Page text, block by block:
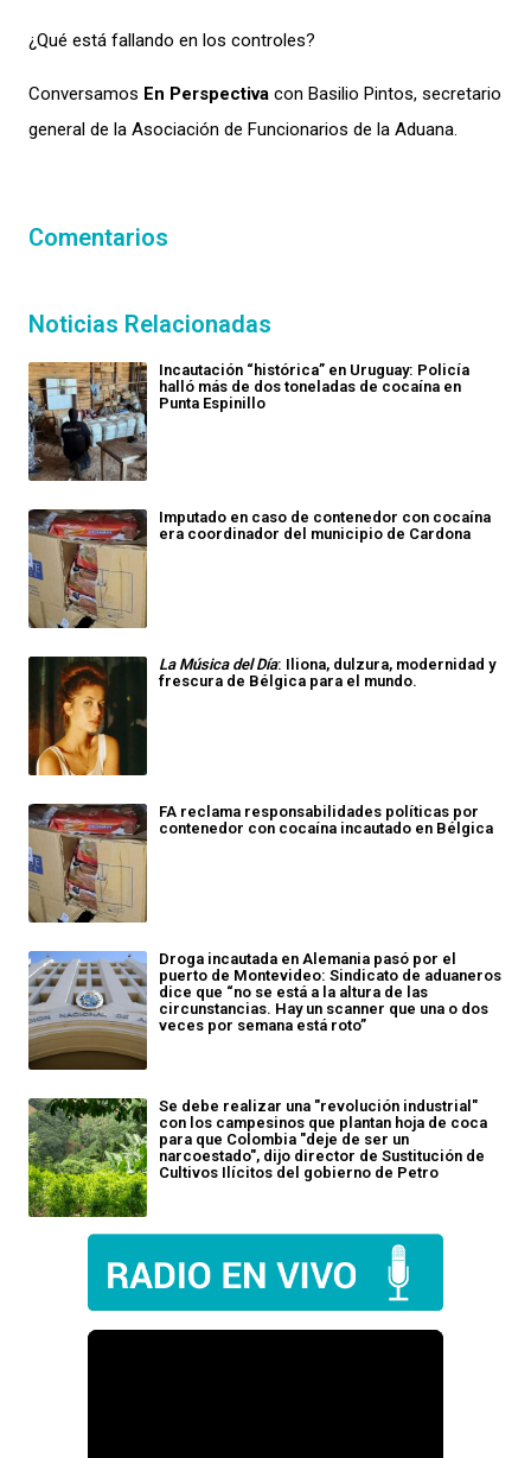
¿Qué está fallando en los controles?
Conversamos En Perspectiva con Basilio Pintos, secretario
general de la Asociación de Funcionarios de la Aduana.
Comentarios
Noticias Relacionadas
Incautación “histórica” en Uruguay: Policía
halló más de dos toneladas de cocaína en
Punta Espinillo
Imputado en caso de contenedor con cocaína
era coordinador del municipio de Cardona
La Música del Día: Iliona, dulzura, modernidad y
frescura de Bélgica para el mundo.
FA reclama responsabilidades políticas por
contenedor con cocaína incautado en Bélgica
Droga incautada en Alemania pasó por el
puerto de Montevideo: Sindicato de aduaneros
dice que “no se está a la altura de las
circunstancias. Hay un scanner que una o dos
veces por semana está roto”
Se debe realizar una "revolución industrial"
con los campesinos que plantan hoja de coca
para que Colombia "deje de ser un
narcoestado", dijo director de Sustitución de
Cultivos Ilícitos del gobierno de Petro